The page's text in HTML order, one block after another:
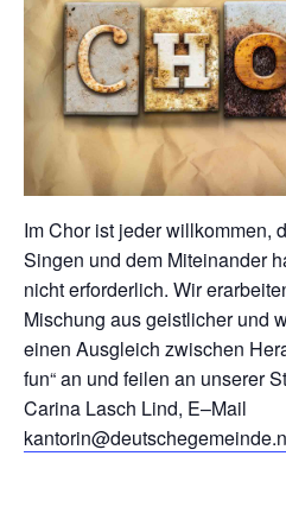
Im Chor ist jeder willkommen,
Singen und dem Miteinander
nicht erforderlich. Wir
Mischung aus geistlicher und
einen Ausgleich zwischen
fun“ an und feilen an unserer
Carina Lasch Lind, E–Mail